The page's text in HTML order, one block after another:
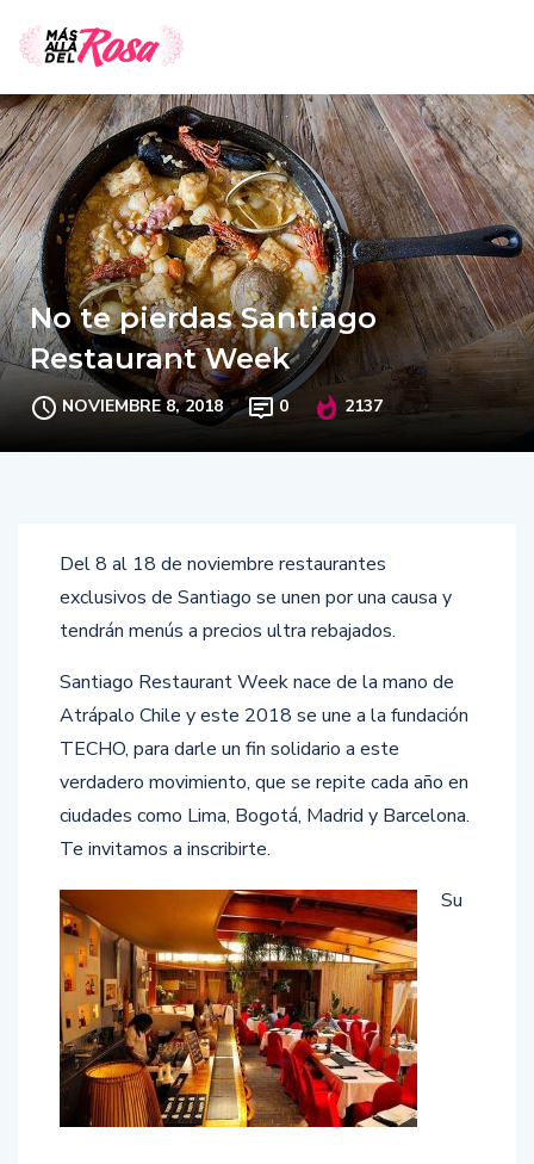
No te pierdas Santiago
Restaurant Week
NOVIEMBRE 8, 2018 0 2137
Del 8 al 18 de noviembre restaurantes
exclusivos de Santiago se unen por una causa y
tendrán menús a precios ultra rebajados.
Santiago Restaurant Week nace de la mano de
Atrápalo Chile y este 2018 se une a la fundación
TECHO, para darle un fin solidario a este
verdadero movimiento, que se repite cada año en
ciudades como Lima, Bogotá, Madrid y Barcelona.
Te invitamos a inscribirte.
Su